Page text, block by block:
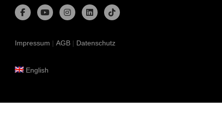
Impressum | AGB | Datenschutz
English